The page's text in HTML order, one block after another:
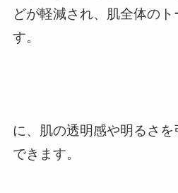
どが軽減され、肌全体の
す
さ
に、肌の透明感や明るさ
できます。